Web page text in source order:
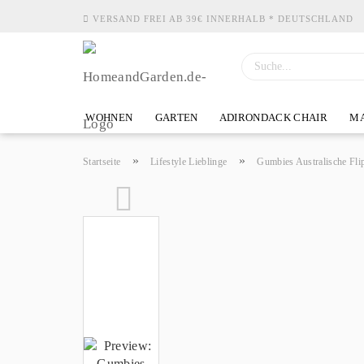
VERSAND FREI AB 39€ INNERHALB * DEUTSCHLAND
WOHNEN GARTEN ADIRONDACK CHAIR
Startseite » Lifestyle Lieblinge » Gumbies Australische